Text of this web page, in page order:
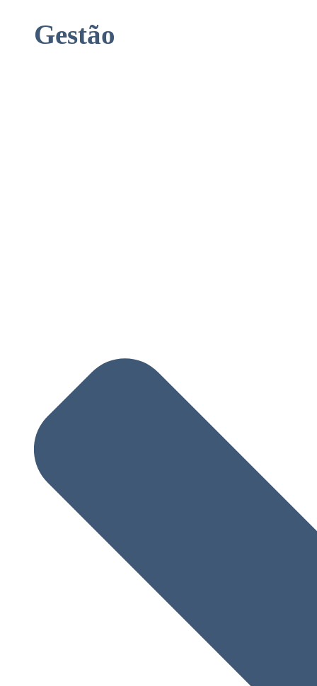
Gestão